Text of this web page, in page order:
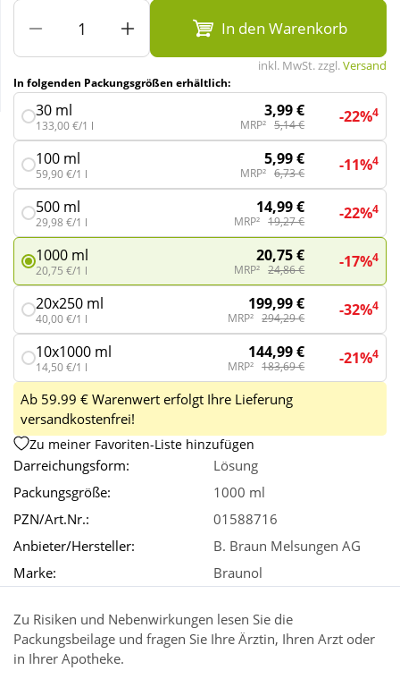
Wellness
In den Warenkorb
inkl. MwSt. zzgl.Versand
In folgenden Packungsgrößen erhältlich:
30 ml
133,00 €/1 l
3,99 €
MRP² 5,14 € -22%4
100 ml
59,90 €/1 l
5,99 €
MRP² 6,73 € -11%4
500 ml
29,98 €/1 l
14,99 €
MRP² 19,27 € -22%4
1000 ml
20,75 €/1 l
20,75 €
MRP² 24,86 € -17%4
20x250 ml
40,00 €/1 l
199,99 €
MRP² 294,29 € -32%4
10x1000 ml
14,50 €/1 l
144,99 €
MRP² 183,69 € -21%4
Ab 59.99 € Warenwert erfolgt Ihre Lieferung
versandkostenfrei!
Zu meiner Favoriten-Liste hinzufügen
Darreichungsform:
Lösung
Packungsgröße:
1000 ml
PZN/Art.Nr.:
01588716
Anbieter/Hersteller:
B. Braun Melsungen AG
Marke:
Braunol
Zu Risiken und Nebenwirkungen lesen Sie die
Packungsbeilage und fragen Sie Ihre Ärztin, Ihren Arzt oder
in Ihrer Apotheke.